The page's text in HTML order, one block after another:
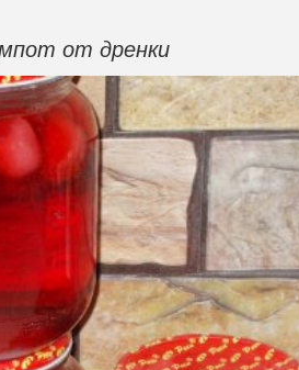
от дренки